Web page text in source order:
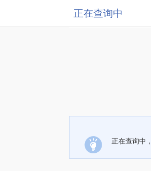
正在查询中
正在查询中